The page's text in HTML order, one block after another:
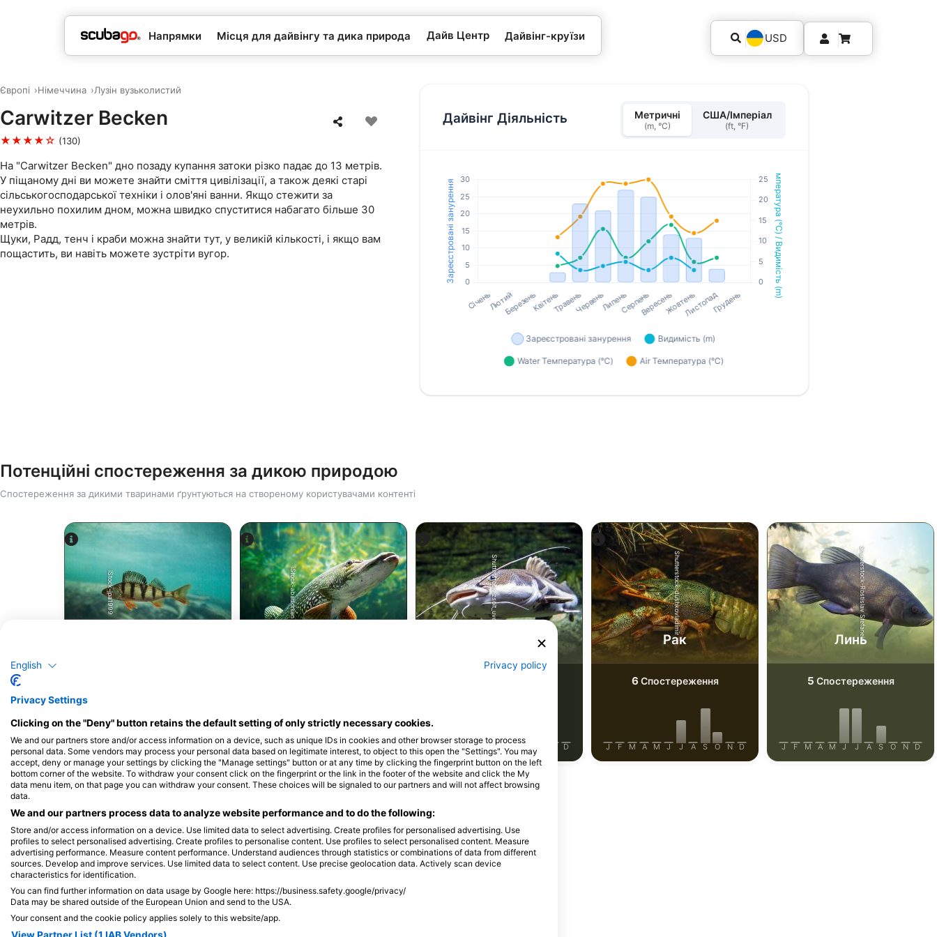
Напрямки Місця для дайвінгу та дика природа Дайв Центр Дайвінг-круїзи USD
Європі Німеччина Лузін вузьколистий
Carwitzer Becken
★★★★☆ (130)
На "Carwitzer Becken" дно позаду купання затоки різко падає до 13 метрів.
У піщаному дні ви можете знайти сміття цивілізації, а також деякі старі
сільськогосподарської техніки і олов'яні ванни. Якщо стежити за
неухильно похилим дном, можна швидко спуститися набагато більше 30
метрів.
Щуки, Радд, тенч і краби можна знайти тут, у великій кількості, і якщо вам
пощастить, ви навіть можете зустріти вугор.
Дайвінг Діяльність Метричні
(m, °C)
США/Імперіал
(ft, °F)
Потенційні спостереження за дикою природою
Спостереження за дикими тваринами ґрунтуються на створеному користувачами контенті
iStock-jpa1999
M J
iStock-abadonian
A M J O N D
Shutterstock-zsolt_uveges
A M J D
Shutterstock-dushkovladimir
Рак
6 Спостереження
J F M A M J J A S O N D
Shutterstock-Rostislav Stefanek
Линь
5 Спостереження
J F M A M J J A S O N D
Дайвінг-центри обслуговують цей дайвінг-сайт
Atlantis GmbH
Coppistrasse 11, 10365 Berlin,
Німеччина
English Privacy policy
Privacy Settings
Clicking on the "Deny" button retains the default setting of only strictly necessary cookies.
We and our partners store and/or access information on a device, such as unique IDs in cookies and other browser storage to process
personal data. Some vendors may process your personal data based on legitimate interest, to object to this open the "Settings". You may
accept, deny or manage your settings by clicking the "Manage settings" button or at any time by clicking the fingerprint button on the left
bottom corner of the website. To withdraw your consent click on the fingerprint or the link in the footer of the website and click the My
data menu item, on that page you can withdraw your consent. These choices will be signaled to our partners and will not affect browsing
data.
We and our partners process data to analyze website performance and to do the following:
Store and/or access information on a device. Use limited data to select advertising. Create profiles for personalised advertising. Use
profiles to select personalised advertising. Create profiles to personalise content. Use profiles to select personalised content. Measure
advertising performance. Measure content performance. Understand audiences through statistics or combinations of data from different
sources. Develop and improve services. Use limited data to select content. Use precise geolocation data. Actively scan device
characteristics for identification.
You can find further information on data usage by Google here: https://business.safety.google/privacy/
Data may be shared outside of the European Union and send to the USA.
Your consent and the cookie policy applies solely to this website/app.
View Partner List (1 IAB Vendors)